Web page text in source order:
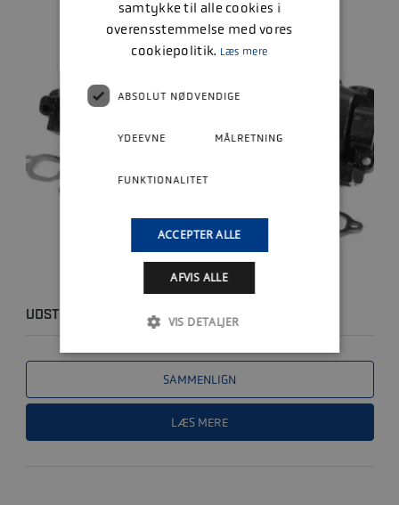
UDSTØDNINGSMANIFOLD V8
SAMMENLIGN
LÆS MERE
samtykke til alle cookies i
overensstemmelse med vores
cookiepolitik. Læs mere
ABSOLUT NØDVENDIGE
YDEEVNE MÅLRETNING
FUNKTIONALITET
ACCEPTER ALLE
AFVIS ALLE
VIS DETALJER